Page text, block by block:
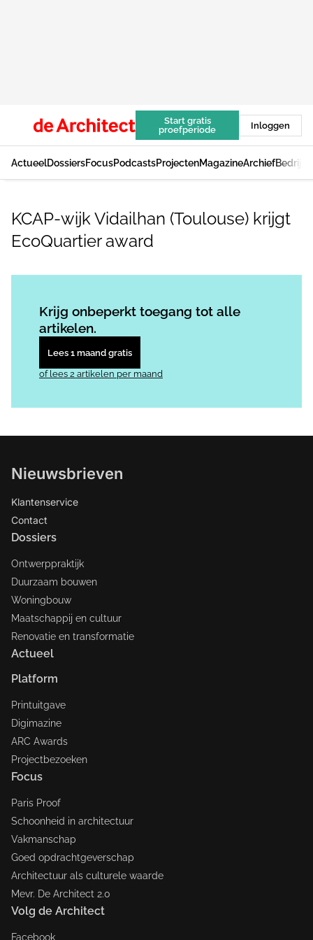
Start gratis
proefperiode
Inloggen
ActueelDossiersFocusPodcastsProjectenMagazineArchief
KCAP-wijk Vidailhan (Toulouse) krijgt
EcoQuartier award
Krijg onbeperkt toegang tot alle
artikelen.
Lees 1 maand gratis
of lees 2 artikelen per maand
Nieuwsbrieven
Klantenservice
Contact
Dossiers
Ontwerppraktijk
Duurzaam bouwen
Woningbouw
Maatschappij en cultuur
Renovatie en transformatie
Actueel
Platform
Printuitgave
Digimazine
ARC Awards
Projectbezoeken
Focus
Paris Proof
Schoonheid in architectuur
Vakmanschap
Goed opdrachtgeverschap
Architectuur als culturele waarde
Mevr. De Architect 2.0
Volg de Architect
Facebook